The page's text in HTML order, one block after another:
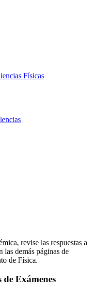
Físicas
revise las respuestas a
las demás páginas de
de Física.
Exámenes